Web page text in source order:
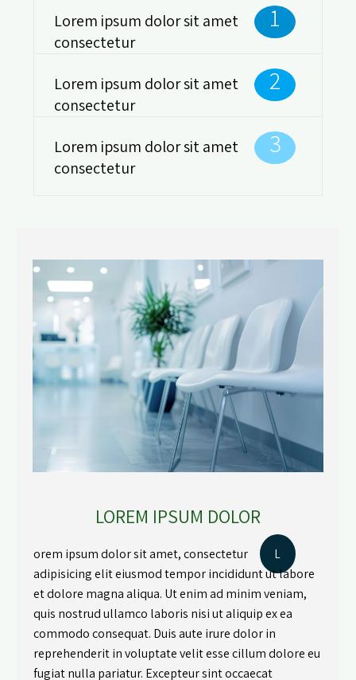
1
Lorem ipsum dolor sit amet
consectetur
2
Lorem ipsum dolor sit amet
consectetur
3
Lorem ipsum dolor sit amet
consectetur
LOREM IPSUM DOLOR
L
orem ipsum dolor sit amet, consectetur
adipisicing elit eiusmod tempor incididunt ut labore
et dolore magna aliqua. Ut enim ad minim veniam,
quis nostrud ullamco laboris nisi ut aliquip ex ea
commodo consequat. Duis aute irure dolor in
reprehenderit in voluptate velit esse cillum dolore eu
fugiat nulla pariatur. Excepteur sint occaecat